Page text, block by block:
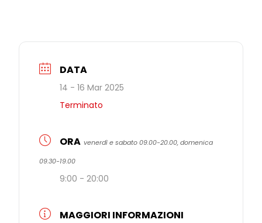
DATA
14 - 16 Mar 2025
Terminato
ORA venerdì e sabato 09.00-20.00, domenica
09.30-19.00
9:00 - 20:00
MAGGIORI INFORMAZIONI